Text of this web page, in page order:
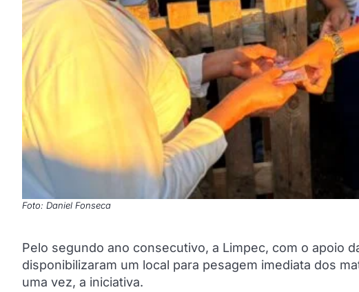
Foto: Daniel Fonseca
Pelo segundo ano consecutivo, a Limpec, com o apoio
disponibilizaram um local para pesagem imediata dos
uma vez, a iniciativa.